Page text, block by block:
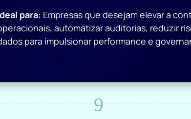
para: Empresas que desejam elevar a
automatizar auditorias, reduzir
para impulsionar performance e
9